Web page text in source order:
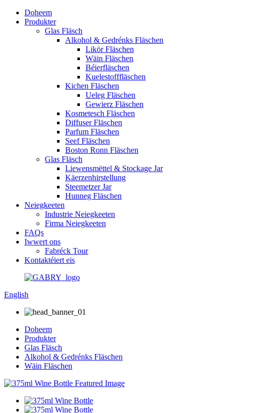
Doheem
Produkter
Glas Fläsch
Alkohol & Gedrénks Fläschen
Likör Fläschen
Wäin Fläschen
Béierfläschen
Kuelestofffläschen
Kichen Fläschen
Ueleg Fläschen
Gewierz Fläschen
Kosmetesch Fläschen
Diffuser Fläschen
Parfum Fläschen
Seef Fläschen
Boston Ronn Fläschen
Glas Fläsch
Liewensmëttel & Stockage Jar
Käerzenhirstellung
Steemetzer Jar
Hunneg Fläschen
Neiegkeeten
Industrie Neiegkeeten
Firma Neiegkeeten
FAQs
Iwwert ons
Fabréck Tour
Kontaktéiert eis
English
Doheem
Produkter
Glas Fläsch
Alkohol & Gedrénks Fläschen
Wäin Fläschen